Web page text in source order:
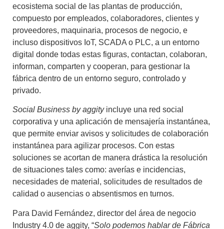
ecosistema social de las plantas de producción,
compuesto por empleados, colaboradores, clientes y
proveedores, maquinaria, procesos de negocio, e
incluso dispositivos IoT, SCADA o PLC, a un entorno
digital donde todas estas figuras, contactan, colaboran,
informan, comparten y cooperan, para gestionar la
fábrica dentro de un entorno seguro, controlado y
privado.
Social Business by aggityincluye una red social
corporativa y una aplicación de mensajería instantánea,
que permite enviar avisos y solicitudes de colaboración
instantánea para agilizar procesos. Con estas
soluciones se acortan de manera drástica la resolución
de situaciones tales como: averías e incidencias,
necesidades de material, solicitudes de resultados de
calidad o ausencias o absentismos en turnos.
Para David Fernández, director del área de negocio
Industry 4.0 de aggity, “Solo podemos hablar de Fábrica